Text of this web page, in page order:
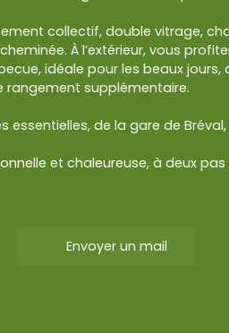
collectif, double vitrage,
À l’extérieur, vous
idéale pour les beaux jours,
supplémentaire.
de la gare de
et chaleureuse, à deux
Envoyer un mail